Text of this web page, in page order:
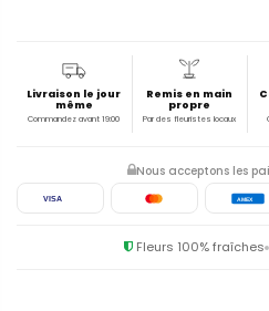
Livraison le jour
même
Commandez avant 19:00
Remis en main
propre
Par des fleuristes locaux
Nous acceptons les
VISA AMEX
Fleurs 100% fraîches